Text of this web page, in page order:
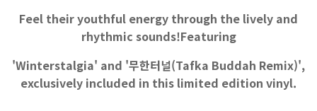
Feel their youthful energy through the lively and
rhythmic sounds!Featuring
'Winterstalgia' and '무한터널(Tafka Buddah Remix)',
exclusively included in this limited edition vinyl.